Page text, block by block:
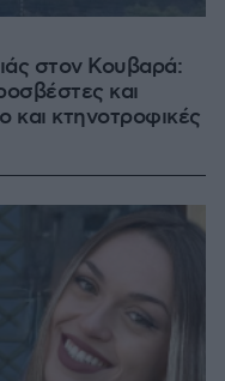
στον Κουβαρά:
και
και κτηνοτροφικές